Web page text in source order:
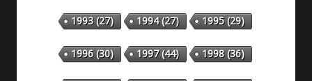
1993(27) 1994(27) 1995(29)
1996(30) 1997(44) 1998(36)